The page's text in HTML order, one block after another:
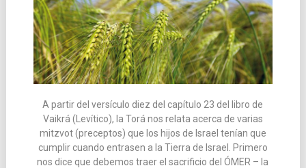
A partir del versículo diez del capítulo 23 del libro de
Vaikrá (Levítico), la Torá nos relata acerca de varias
mitzvot (preceptos) que los hijos de Israel tenían que
cumplir cuando entrasen a la Tierra de Israel. Primero
nos dice que debemos traer el sacrificio del ÓMER – la